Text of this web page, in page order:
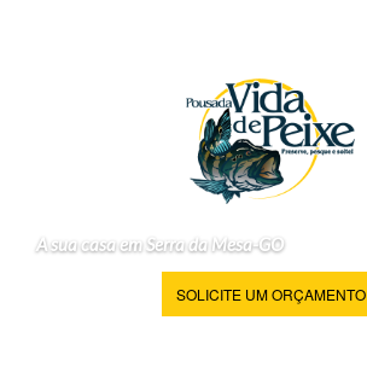
A sua casa em Serra da Mesa-GO
SOLICITE UM ORÇAMENTO